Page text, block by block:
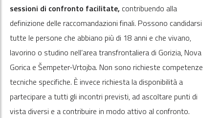
sessioni di confronto facilitate, contribuendo alla
definizione delle raccomandazioni finali. Possono candidarsi
tutte le persone che abbiano più di 18 anni e che vivano,
lavorino o studino nell’area transfrontaliera di Gorizia, Nova
Gorica e Šempeter-Vrtojba. Non sono richieste competenze
tecniche specifiche. È invece richiesta la disponibilità a
partecipare a tutti gli incontri previsti, ad ascoltare punti di
vista diversi e a contribuire in modo attivo al confronto.